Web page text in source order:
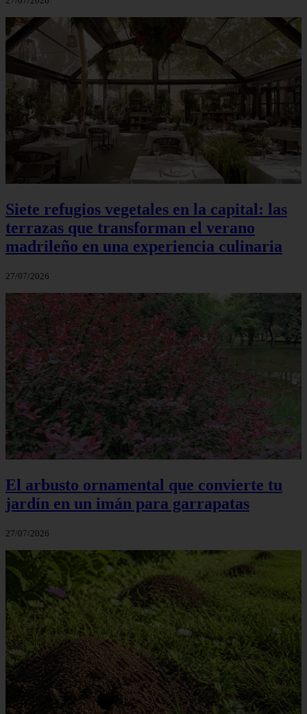
Siete refugios vegetales en la capital: las
terrazas que transforman el verano
madrileño en una experiencia culinaria
27/07/2026
El arbusto ornamental que convierte tu
jardín en un imán para garrapatas
27/07/2026